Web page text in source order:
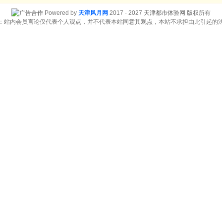
Powered by 天津风月网 2017 - 2027 天津都市体验网 版权所有
站内会员言论仅代表个人观点，并不代表本站同意其观点，本站不承担由此引起的